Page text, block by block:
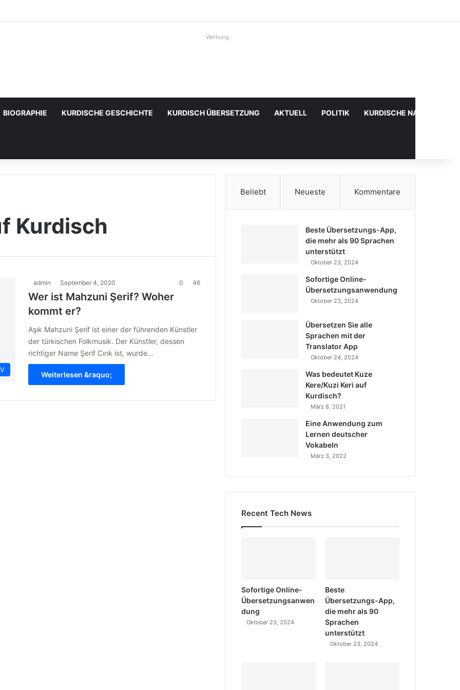
Werbung
BIOGRAPHIE KURDISCHE GESCHICHTE KURDISCH ÜBERSETZUNG AKTUELL POLITIK KURDISCHE
Kurdisch
admin September 4, 2020 0 46
Wer ist Mahzuni Şerif? Woher
kommt er?
Aşık Mahzuni Şerif ist einer der führenden Künstler
der türkischen Folkmusik. Der Künstler, dessen
richtiger Name Şerif Cırık ist, wurde…
Weiterlesen &raquo;
Beliebt Neueste Kommentare
Beste Übersetzungs-App,
die mehr als 90 Sprachen
unterstützt
Oktober 23, 2024
Sofortige Online-
Übersetzungsanwendung
Oktober 23, 2024
Übersetzen Sie alle
Sprachen mit der
Translator App
Oktober 24, 2024
Was bedeutet Kuze
Kere/Kuzi Keri auf
Kurdisch?
März 8, 2021
Eine Anwendung zum
Lernen deutscher
Vokabeln
März 3, 2022
Recent Tech News
Sofortige Online-
Übersetzungsanwen
dung
Oktober 23, 2024
Beste
Übersetzungs-App,
die mehr als 90
Sprachen
unterstützt
Oktober 23, 2024